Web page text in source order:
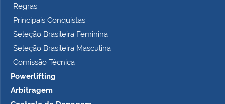
Regras
Principais Conquistas
Seleção Brasileira Feminina
Seleção Brasileira Masculina
Comissão Técnica
Powerlifting
Arbitragem